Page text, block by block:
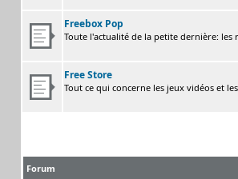
Freebox Pop
Toute l'actualité de la petite dernière:
Free Store
Tout ce qui concerne les jeux vidéos et
Forum